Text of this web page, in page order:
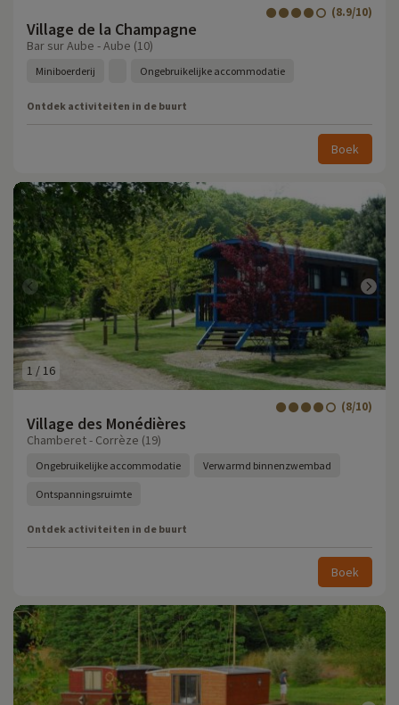
Village de la Champagne
(8.9/10)
Bar sur Aube - Aube (10)
Miniboerderij Ongebruikelijke accommodatie
Ontdek activiteiten in de buurt
Boek
1 / 16
Village des Monédières
(8/10)
Chamberet - Corrèze (19)
Ongebruikelijke accommodatie Verwarmd binnenzwembad
Ontspanningsruimte
Ontdek activiteiten in de buurt
Boek